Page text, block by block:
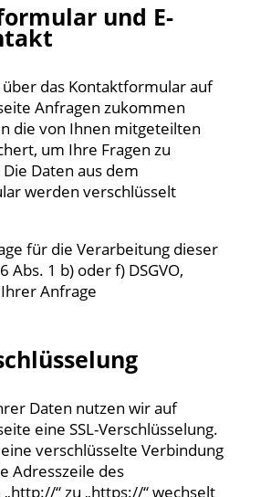
und E-
über das Kontaktformular auf
Anfragen zukommen
die von Ihnen mitgeteilten
um Ihre Fragen zu
Daten aus dem
werden verschlüsselt
für die Verarbeitung dieser
Abs. 1 b) oder f) DSGVO,
Anfrage
Daten nutzen wir auf
eine SSL-Verschlüsselung.
verschlüsselte Verbindung
Adresszeile des
“ zu „https://“ wechselt